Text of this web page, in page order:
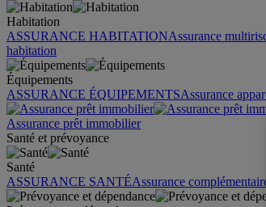
Habitation
ASSURANCE HABITATIONAssurance
habitation
Équipements
ASSURANCE ÉQUIPEMENTSAssurance
Assurance prêt immobilier
Santé et prévoyance
Santé
ASSURANCE SANTÉAssurance complémentaire